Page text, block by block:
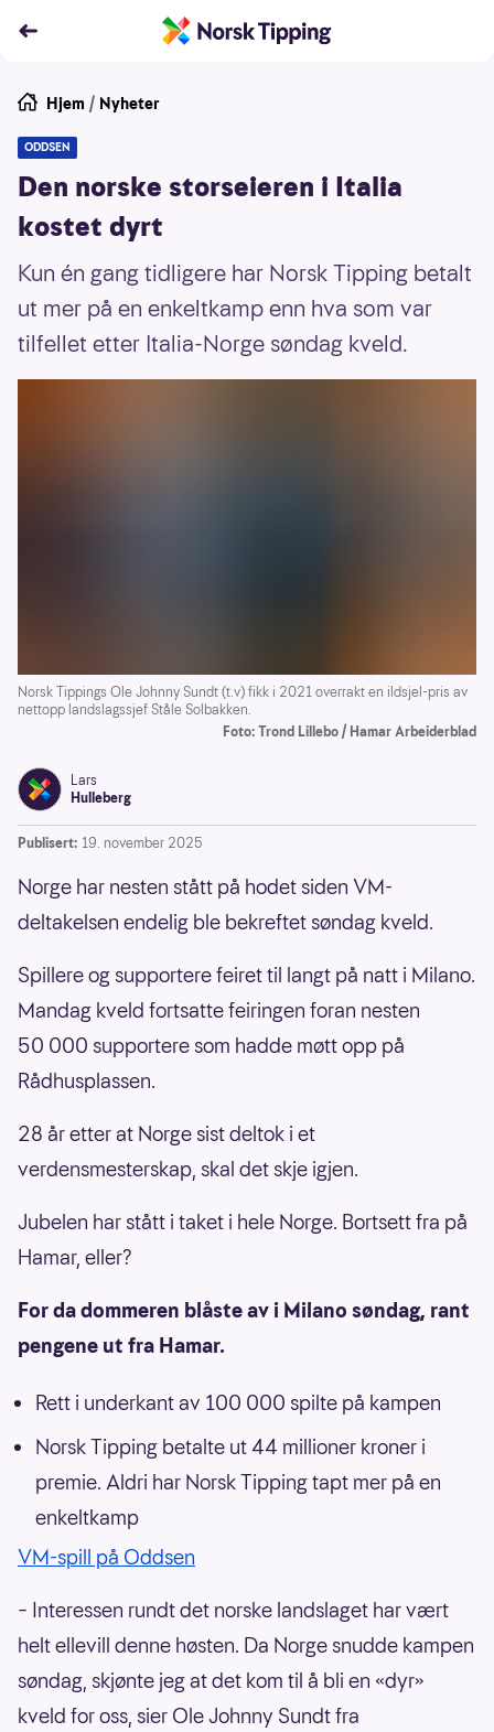
Hjem / Nyheter
ODDSEN
Den norske storseieren i Italia
kostet dyrt
Kun én gang tidligere har Norsk Tipping betalt
ut mer på en enkeltkamp enn hva som var
tilfellet etter Italia-Norge søndag kveld.
Norsk Tippings Ole Johnny Sundt (t.v) fikk i 2021 overrakt en ildsjel-pris av
nettopp landslagssjef Ståle Solbakken.
Foto: Trond Lillebo / Hamar Arbeiderblad
Lars
Hulleberg
Publisert: 19. november 2025
Norge har nesten stått på hodet siden VM-
deltakelsen endelig ble bekreftet søndag kveld.
Spillere og supportere feiret til langt på natt i Milano.
Mandag kveld fortsatte feiringen foran nesten
50 000 supportere som hadde møtt opp på
Rådhusplassen.
28 år etter at Norge sist deltok i et
verdensmesterskap, skal det skje igjen.
Jubelen har stått i taket i hele Norge. Bortsett fra på
Hamar, eller?
For da dommeren blåste av i Milano søndag, rant
pengene ut fra Hamar.
Rett i underkant av 100 000 spilte på kampen
Norsk Tipping betalte ut 44 millioner kroner i
premie. Aldri har Norsk Tipping tapt mer på en
enkeltkamp
VM-spill på Oddsen
– Interessen rundt det norske landslaget har vært
helt ellevill denne høsten. Da Norge snudde kampen
søndag, skjønte jeg at det kom til å bli en «dyr»
kveld for oss, sier Ole Johnny Sundt fra